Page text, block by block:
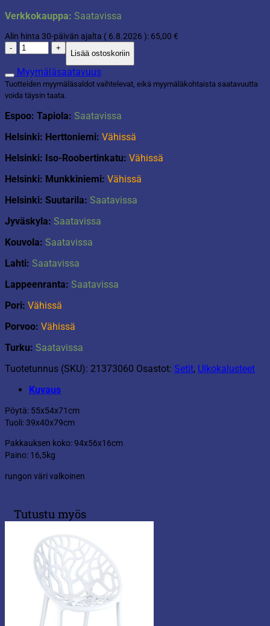
Verkkokauppa: Saatavissa
Alin hinta 30-päivän ajalta ( 6.8.2026 ): 65,00 €
Puutarhakaluste
bistrosetti
määrä
Lisää ostoskoriin
Myymäläsaatavuus
Tuotteiden myymäläsaldot vaihtelevat, eikä myymäläkohtaista saatavuutta
voida täysin taata.
Espoo: Tapiola: Saatavissa
Helsinki: Herttoniemi: Vähissä
Helsinki: Iso-Roobertinkatu: Vähissä
Helsinki: Munkkiniemi: Vähissä
Helsinki: Suutarila: Saatavissa
Jyväskyla: Saatavissa
Kouvola: Saatavissa
Lahti: Saatavissa
Lappeenranta: Saatavissa
Pori: Vähissä
Porvoo: Vähissä
Turku: Saatavissa
Tuotetunnus (SKU): 21373060 Osastot: Setit, Ulkokalusteet
Kuvaus
Pöytä: 55x54x71cm
Tuoli: 39x40x79cm
Pakkauksen koko: 94x56x16cm
Paino: 16,5kg
rungon väri valkoinen
Tutustu myös